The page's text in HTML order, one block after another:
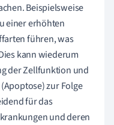
Beispielsweise
einer erhöhten
führen, was
kann wiederum
der Zellfunktion und
zur Folge
für das
und deren